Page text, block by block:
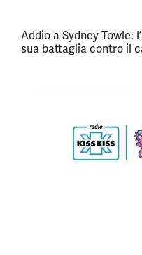
Addio a Sydney Towle:
sua battaglia contro il